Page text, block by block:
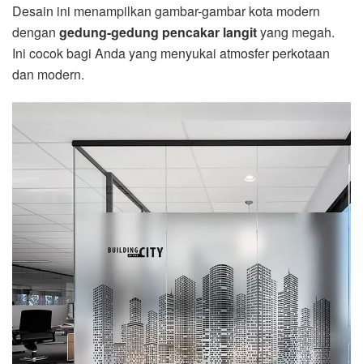
Desain ini menampilkan gambar-gambar kota modern
dengan gedung-gedung pencakar langityang megah.
Ini cocok bagi Anda yang menyukai atmosfer perkotaan
dan modern.